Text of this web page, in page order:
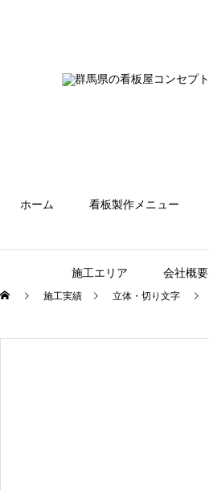
ホーム 看板製作メニュー
施工エリア 会社概要
施工実績 立体・切り文字